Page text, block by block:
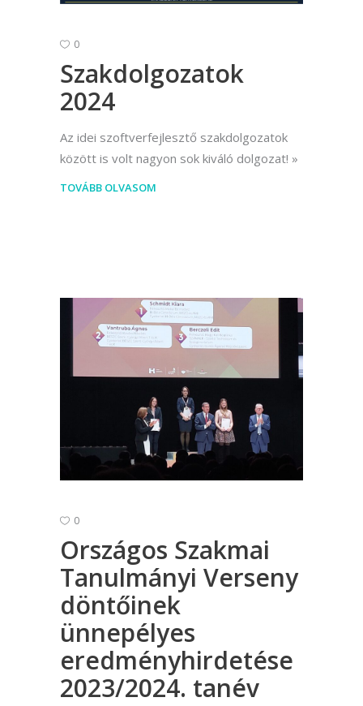
0
Szakdolgozatok
2024
Az idei szoftverfejlesztő szakdolgozatok
között is volt nagyon sok kiváló dolgozat!
TOVÁBB OLVASOM
0
Országos Szakmai
Tanulmányi Verseny
döntőinek
ünnepélyes
eredményhirdetése
2023/2024. tanév